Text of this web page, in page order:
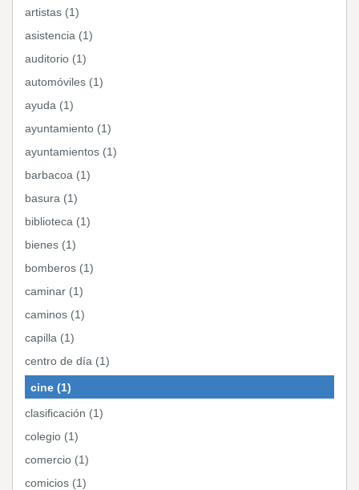
artistas (1)
asistencia (1)
auditorio (1)
automóviles (1)
ayuda (1)
ayuntamiento (1)
ayuntamientos (1)
barbacoa (1)
basura (1)
biblioteca (1)
bienes (1)
bomberos (1)
caminar (1)
caminos (1)
capilla (1)
centro de día (1)
cine (1)
clasificación (1)
colegio (1)
comercio (1)
comicios (1)